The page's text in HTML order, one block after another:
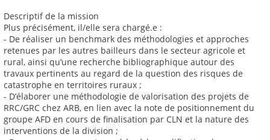
Descriptif de la mission
Plus précisément, il/elle sera chargé.e :
- De réaliser un benchmark des méthodologies et approches
retenues par les autres bailleurs dans le secteur agricole et
rural, ainsi qu’une recherche bibliographique autour des
travaux pertinents au regard de la question des risques de
catastrophe en territoires ruraux ;
- D’élaborer une méthodologie de valorisation des projets de
RRC/GRC chez ARB, en lien avec la note de positionnement du
groupe AFD en cours de finalisation par CLN et la nature des
interventions de la division ;